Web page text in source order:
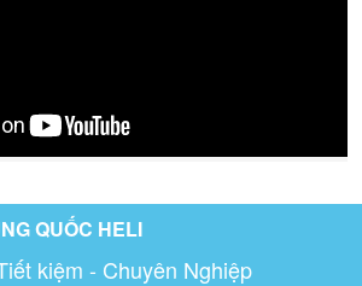
QUỐC HELI
kiệm - Chuyên Nghiệp